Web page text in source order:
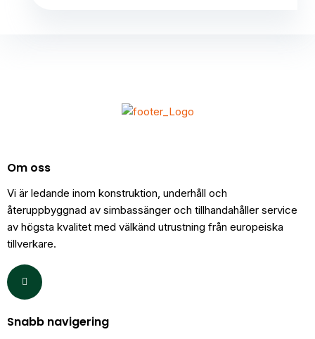
Om oss
Vi är ledande inom konstruktion, underhåll och
återuppbyggnad av simbassänger och tillhandahåller service
av högsta kvalitet med välkänd utrustning från europeiska
tillverkare.
Snabb navigering